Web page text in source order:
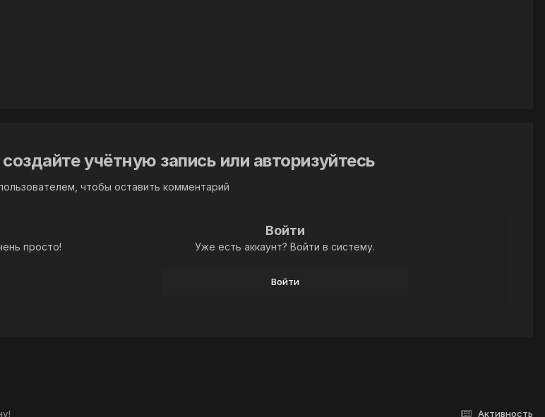
учётную запись или авторизуйтесь
чтобы оставить комментарий
просто!
Войти
Уже есть аккаунт? Войти в систему.
Войти
Активность